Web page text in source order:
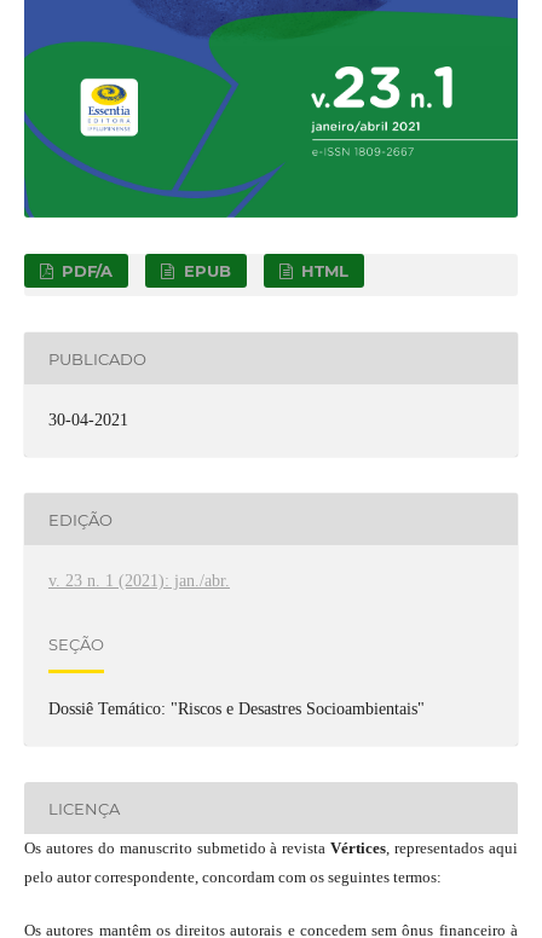
PDF/A EPUB HTML
PUBLICADO
30-04-2021
EDIÇÃO
v. 23 n. 1 (2021): jan./abr.
SEÇÃO
Dossiê Temático: "Riscos e Desastres Socioambientais"
LICENÇA
Os autores do manuscrito submetido à revistaVértices, representados aqui
pelo autor correspondente, concordam com os seguintes termos:
Os autores mantêm os direitos autorais e concedem sem ônus financeiro à